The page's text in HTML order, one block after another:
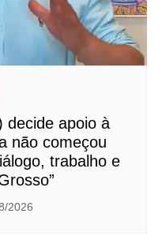
decide apoio à
não começou
trabalho e
2026